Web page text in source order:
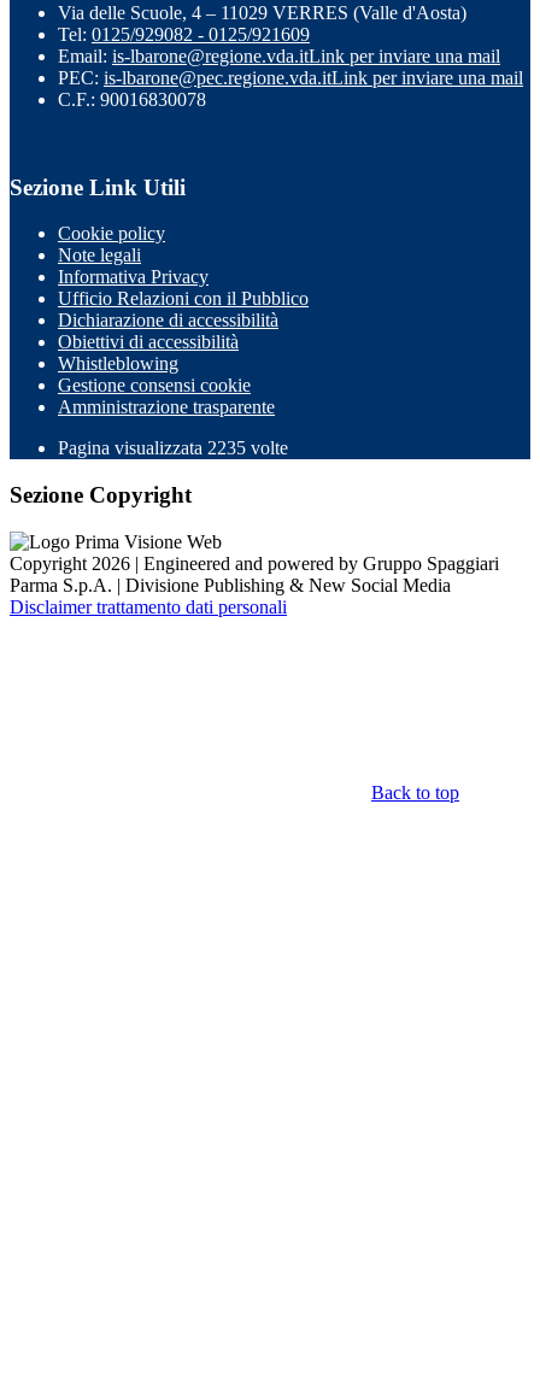
Via delle Scuole, 4 – 11029 VERRES (Valle d'Aosta)
Tel: 0125/929082 - 0125/921609
Email: is-lbarone@regione.vda.itLink per inviare una mail
PEC: is-lbarone@pec.regione.vda.itLink per inviare una mail
C.F.: 90016830078
Sezione Link Utili
Cookie policy
Note legali
Informativa Privacy
Ufficio Relazioni con il Pubblico
Dichiarazione di accessibilità
Obiettivi di accessibilità
Whistleblowing
Gestione consensi cookie
Amministrazione trasparente
Pagina visualizzata 2235 volte
Sezione Copyright
Copyright 2026 | Engineered and powered by Gruppo Spaggiari
Parma S.p.A. | Divisione Publishing & New Social Media
Disclaimer trattamento dati personali
Back to top